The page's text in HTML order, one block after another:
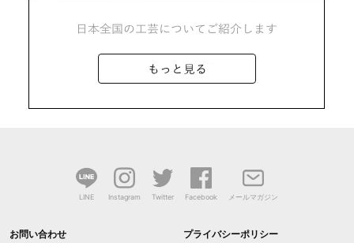
LINE Instagram Twitter Facebook メールマガジン
お問い合わせ プライバシーポリシー